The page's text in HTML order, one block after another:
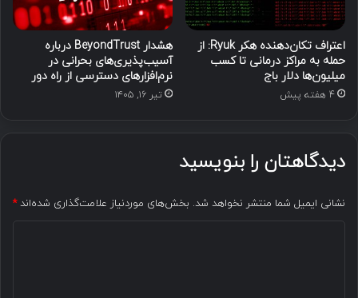
اعتراف تکان‌دهنده هکر Ryuk: از
حمله به مراکز درمانی تا کسب
میلیون‌ها دلار باج
4 هفته پیش
هشدار BeyondTrust درباره
آسیب‌پذیری‌های بحرانی در
نرم‌افزارهای دسترسی از راه دور
تیر ۱۶, ۱۴۰۵
دیدگاهتان را بنویسید
نشانی ایمیل شما منتشر نخواهد شد. بخش‌های موردنیاز علامت‌گذاری شده‌اند*